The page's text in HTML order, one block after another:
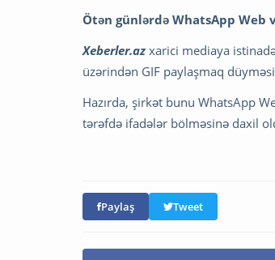
Ötən günlərdə WhatsApp Web
Xeberler.az xarici mediaya
üzərindən GIF paylaşmaq
Hazırda, şirkət bunu WhatsApp
tərəfdə ifadələr bölməsinə daxil
Paylaş Tweet